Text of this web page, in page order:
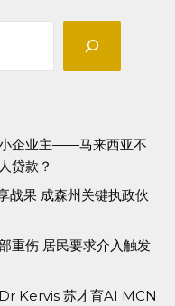
企业主——马来西亚不
贷款？
战果 成森州关键执政伙
重伤 居民要求介入触发
Kervis 苏才育AI MCN